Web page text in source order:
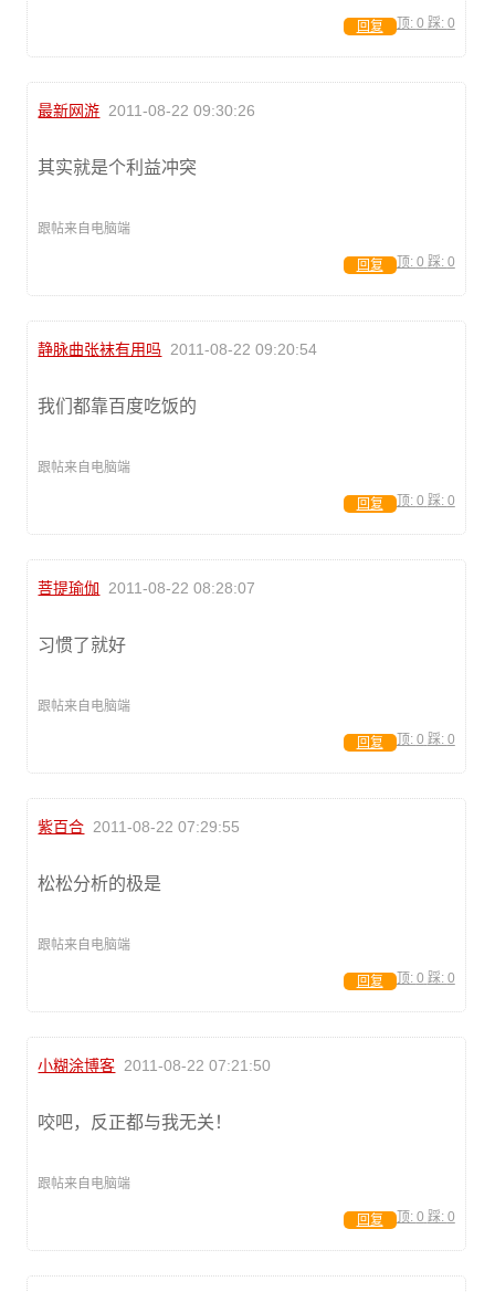
顶: 0 踩: 0
回复
最新网游 2011-08-22 09:30:26
其实就是个利益冲突
跟帖来自电脑端
顶: 0 踩: 0
回复
静脉曲张袜有用吗 2011-08-22 09:20:54
我们都靠百度吃饭的
跟帖来自电脑端
顶: 0 踩: 0
回复
菩提瑜伽 2011-08-22 08:28:07
习惯了就好
跟帖来自电脑端
顶: 0 踩: 0
回复
紫百合 2011-08-22 07:29:55
松松分析的极是
跟帖来自电脑端
顶: 0 踩: 0
回复
小糊涂博客 2011-08-22 07:21:50
咬吧，反正都与我无关！
跟帖来自电脑端
顶: 0 踩: 0
回复